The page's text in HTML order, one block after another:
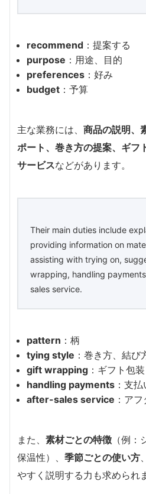
recommend ：提案する
purpose ：用途、目的
preferences ：好み
budget ：予算
主な業務には、 商品の説明、
ポート、巻き方の提案、ギフ
サービスなどがあります。
Their main duties include
providing information on
assisting with trying on,
wrapping, handling
sales service.
pattern ：柄
tying style ：巻き方、結び
gift wrapping ：ギフト包装
handling payments ：支
after-sales service ：ア
また、 素材ごとの特徴 （例
保温性）、 季節ごとの使い方、
やすく説明する力も求められ